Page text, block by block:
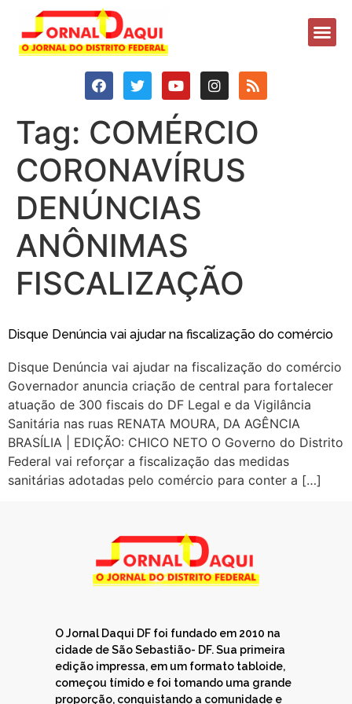
Tag: COMÉRCIO
CORONAVÍRUS
DENÚNCIAS
ANÔNIMAS
FISCALIZAÇÃO
Disque Denúncia vai ajudar na fiscalização do comércio
Disque Denúncia vai ajudar na fiscalização do comércio
Governador anuncia criação de central para fortalecer
atuação de 300 fiscais do DF Legal e da Vigilância
Sanitária nas ruas RENATA MOURA, DA AGÊNCIA
BRASÍLIA | EDIÇÃO: CHICO NETO O Governo do Distrito
Federal vai reforçar a fiscalização das medidas
sanitárias adotadas pelo comércio para conter a […]
O Jornal Daqui DF foi fundado em 2010 na
cidade de São Sebastião- DF. Sua primeira
edição impressa, em um formato tabloide,
começou tímido e foi tomando uma grande
proporção, conquistando a comunidade e